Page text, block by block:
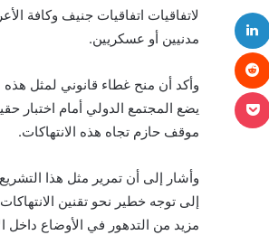
لاتفاقيات اتفاقيات جنيف وكافة
مدنيين أو عسكريين.
وأكد أن منح غطاء قانوني لمثل هذه
يضع المجتمع الدولي أمام اختبار
موقف حازم تجاه هذه الانتهاكات.
وأشار إلى أن تمرير مثل هذا
إلى توجه خطير نحو تقنين
مزيد من التدهور في الأوضاع داخل
تويتر
بينتيريست
Odnoklassniki